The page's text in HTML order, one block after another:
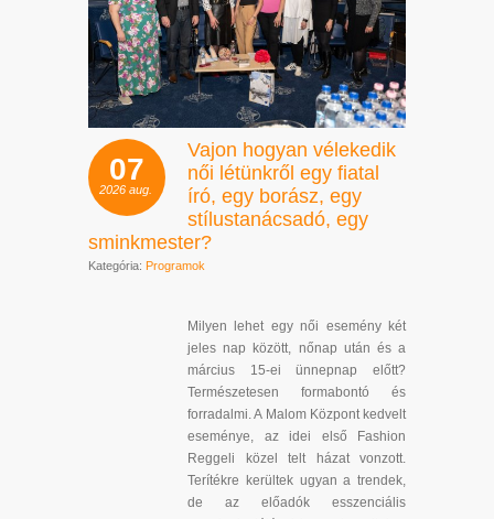
07
2026 aug.
Vajon hogyan vélekedik
női létünkről egy fiatal
író, egy borász, egy
stílustanácsadó, egy
sminkmester?
Kategória: Programok
Milyen lehet egy női esemény két
jeles nap között, nőnap után és a
március 15-ei ünnepnap előtt?
Természetesen formabontó és
forradalmi. A Malom Központ kedvelt
eseménye, az idei első Fashion
Reggeli közel telt házat vonzott.
Terítékre kerültek ugyan a trendek,
de az előadók esszenciális